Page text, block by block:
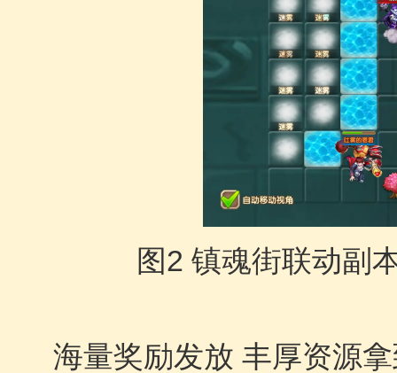
图2 镇魂街联动副
海量奖励发放 丰厚资源